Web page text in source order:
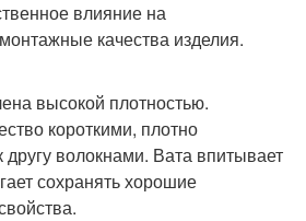
влияние на
качества изделия.
высокой плотностью.
короткими, плотно
волокнами. Вата впитывает
сохранять хорошие